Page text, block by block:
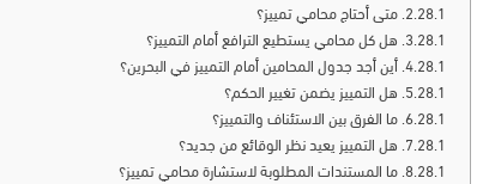
متى أحتاج محامي تمييز؟
هل كل محامي يستطيع الترافع أمام التمييز؟
أين أجد جدول المحامين أمام التمييز في البحرين؟
هل التمييز يضمن تغيير الحكم؟
ما الفرق بين الاستئناف والتمييز؟
هل التمييز يعيد نظر الوقائع من جديد؟
ما المستندات المطلوبة لاستشارة محامي تمييز؟